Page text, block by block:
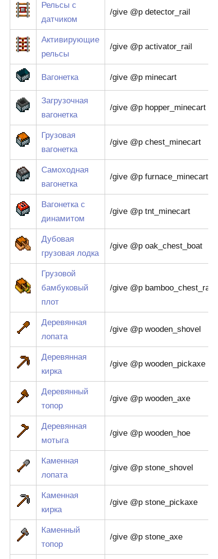
Рельсы с
датчиком
/give @p detector_rail
Активирующие
рельсы
/give @p activator_rail
Вагонетка /give @p minecart
Загрузочная
вагонетка
/give @p hopper_minecart
Грузовая
вагонетка
/give @p chest_minecart
Самоходная
вагонетка
/give @p furnace_minecart
Вагонетка с
динамитом
/give @p tnt_minecart
Дубовая
грузовая лодка
/give @p oak_chest_boat
Грузовой
бамбуковый
плот
/give @p bamboo_chest_raft
Деревянная
лопата
/give @p wooden_shovel
Деревянная
кирка
/give @p wooden_pickaxe
Деревянный
топор
/give @p wooden_axe
Деревянная
мотыга
/give @p wooden_hoe
Каменная
лопата
/give @p stone_shovel
Каменная
кирка
/give @p stone_pickaxe
Каменный
топор
/give @p stone_axe